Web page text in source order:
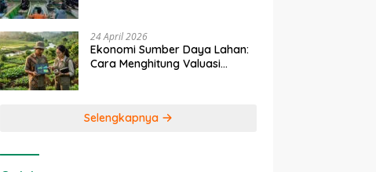
24 April 2026
Ekonomi Sumber Daya Lahan:
Cara Menghitung Valuasi
Selengkapnya